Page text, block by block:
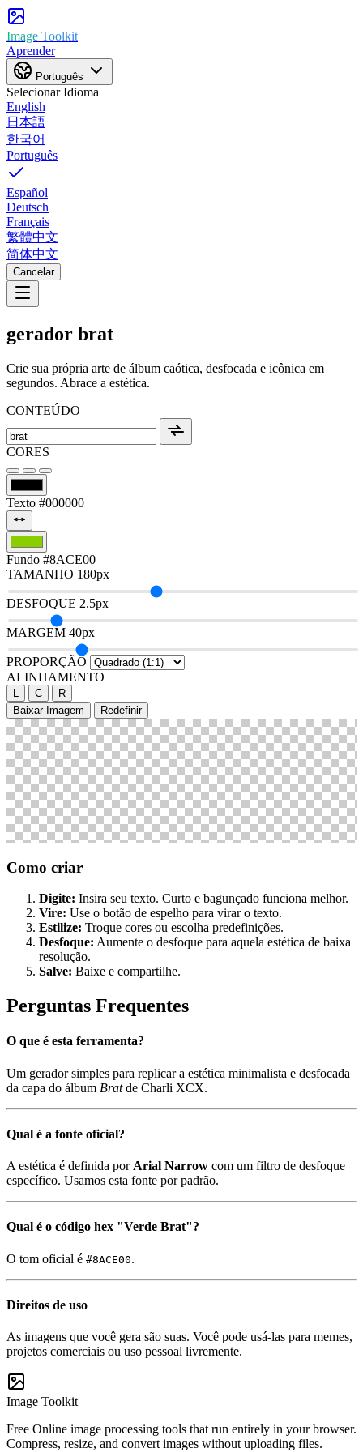
Image Toolkit
Aprender
Português
Selecionar Idioma
English
日本語
한국어
Português
Español
Deutsch
Français
繁體中文
简体中文
Cancelar
gerador brat
Crie sua própria arte de álbum caótica, desfocada e icônica em
segundos. Abrace a estética.
CONTEÚDO
CORES
Texto #000000
Fundo #8ACE00
TAMANHO 180px
DESFOQUE 2.5px
MARGEM 40px
PROPORÇÃO
ALINHAMENTO
C
R
Baixar Imagem
Redefinir
Como criar
Digite: Insira seu texto. Curto e bagunçado funciona melhor.
Vire: Use o botão de espelho para virar o texto.
Estilize: Troque cores ou escolha predefinições.
Desfoque: Aumente o desfoque para aquela estética de baixa
resolução.
Salve: Baixe e compartilhe.
Perguntas Frequentes
O que é esta ferramenta?
Um gerador simples para replicar a estética minimalista e desfocada
da capa do álbum Bratde Charli XCX.
Qual é a fonte oficial?
A estética é definida por Arial Narrow com um filtro de desfoque
específico. Usamos esta fonte por padrão.
Qual é o código hex "Verde Brat"?
O tom oficial é #8ACE00.
Direitos de uso
As imagens que você gera são suas. Você pode usá-las para memes,
projetos comerciais ou uso pessoal livremente.
Image Toolkit
Free Online image processing tools that run entirely in your browser.
Compress, resize, and convert images without uploading files.